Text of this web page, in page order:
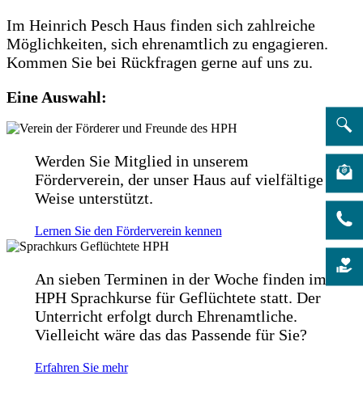
Im Heinrich Pesch Haus finden sich zahlreiche
Möglichkeiten, sich ehrenamtlich zu engagieren.
Kommen Sie bei Rückfragen gerne auf uns zu.
Eine Auswahl:
Werden Sie Mitglied in unserem
Förderverein, der unser Haus auf vielfältige
Weise unterstützt.
Lernen Sie den Förderverein kennen
An sieben Terminen in der Woche finden im
HPH Sprachkurse für Geflüchtete statt. Der
Unterricht erfolgt durch Ehrenamtliche.
Vielleicht wäre das das Passende für Sie?
Erfahren Sie mehr